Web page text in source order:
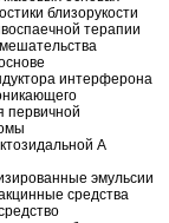
близорукости
терапии
интерферона
первичной
А
эмульсии
средства